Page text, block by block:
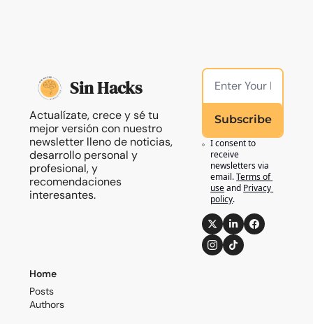
Sin Hacks
Actualízate, crece y sé tu
mejor versión con nuestro
newsletter lleno de noticias,
desarrollo personal y
profesional, y
recomendaciones
interesantes.
Subscribe
I consent to
receive
newsletters via
email.Terms of
useand Privacy
policy.
Home
Posts
Authors